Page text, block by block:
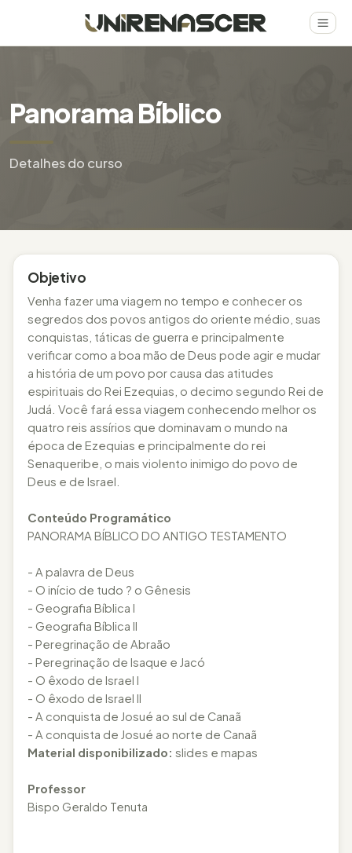
Panorama Bíblico
Detalhes do curso
Objetivo
Venha fazer uma viagem no tempo e conhecer os
segredos dos povos antigos do oriente médio, suas
conquistas, táticas de guerra e principalmente
verificar como a boa mão de Deus pode agir e mudar
a história de um povo por causa das atitudes
espirituais do Rei Ezequias, o decimo segundo Rei de
Judá. Você fará essa viagem conhecendo melhor os
quatro reis assírios que dominavam o mundo na
época de Ezequias e principalmente do rei
Senaqueribe, o mais violento inimigo do povo de
Deus e de Israel.
Conteúdo Programático
PANORAMA BÍBLICO DO ANTIGO TESTAMENTO
- A palavra de Deus
- O início de tudo ? o Gênesis
- Geografia Bíblica I
- Geografia Bíblica II
- Peregrinação de Abraão
- Peregrinação de Isaque e Jacó
- O êxodo de Israel I
- O êxodo de Israel II
- A conquista de Josué ao sul de Canaã
- A conquista de Josué ao norte de Canaã
Material disponibilizado: slides e mapas
Professor
Bispo Geraldo Tenuta